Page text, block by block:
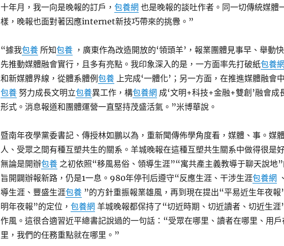
十年月，我一向是晚報的訂戶，包養網 也是晚報的談吐作者。同一切傳統媒體
樣，晚報也面對著因應internet新技巧帶來的挑釁。”
“據我包養 所知包養 ，廣東作為改造開放的‘領頭羊’，報業團體見事早、舉動
先推動媒體融會實行，且多有亮點。我印象深入的是，一方面率先打破紙包養
和新媒體界線，從體系體例包養 上完成‘一體化’；另一方面，在推進媒體融會中
包養 努力成長文明立包養異工作，構包養網 成‘文明+科技+金融+雙創’融會成
形式。消息報道和團體運營一直堅持茂盛活氣。”米博華說。
暨南年夜學黨委書記、傳授林如鵬以為，重新聞傳佈學角度看，媒體、事。媒
人、受眾之間有種互塑共生的關系。羊城晚報在這種互塑共生關系中做得很是
無論是開辦包養 之初依照“移風易俗、領導生涯”“寓共產主義教導于聊天說地
旨開闢辦報新路，仍是1一息。980年停刊后遵守“反應生涯、干涉生涯包養網
導生涯、豐盛生涯包養 ”的方針重振報業雄風，再到現在提出“平易近生年夜報
明年夜報”的定位，包養網 羊城晚報都保持了“切近時期、切近讀者、切近生涯
作風。這很合適習近平總書記說過的一句話：“受眾在哪里、讀者在哪里、用戶
里，我們的任務重點就在哪里。”